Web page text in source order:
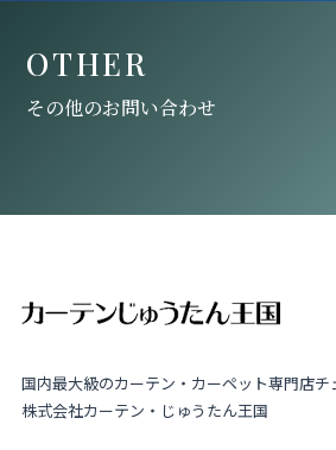
OTHER
その他のお問い合わせ
国内最大級のカーテン・カーペット専門店チ
株式会社カーテン・じゅうたん王国